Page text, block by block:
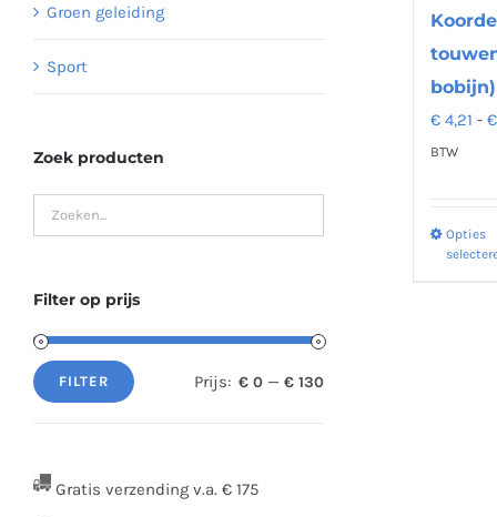
bobijn)
€ 4,21 - €
BTW
Opties
Groen geleiding
Sport
Zoek producten
Filter op prijs
Min.
Max.
FILTER Prijs: € 0 —€ 130
Gratis verzending v.a. € 175